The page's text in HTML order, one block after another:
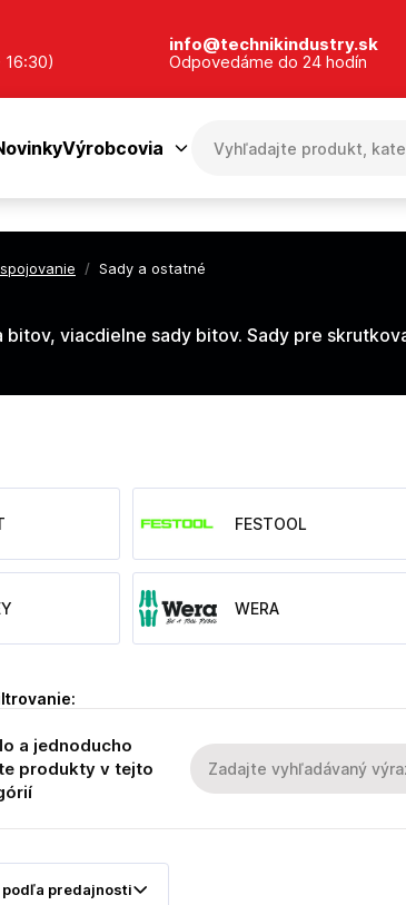
info@technikindustry.sk
Odpovedáme do 24 hodín
Výrobcovia
/ Sady a ostatné
viacdielne sady bitov. Sady pre
FESTOOL
WERA
a jednoducho
produkty v tejto